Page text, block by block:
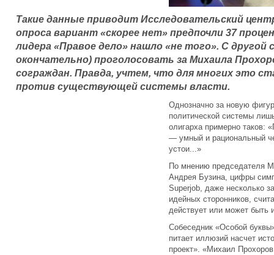
Такие данные приводит Исследовательский
опроса вариант «скорее нет» предпочли 37
лидера «Правое дело» нашло «не того». С
окончательно) проголосовать за Михаила
сограждан. Правда, учтем, что для многих это
против существующей системы власти.
Однозначно за новую
политической системы
олигарха примерно таков:
— умный и рациональный
устои...»
По мнению председателя
Андрея Бузина, цифры
Superjob, даже несколько
идейных сторонников,
действует или может быть
Собеседник «Особой
питает иллюзий насчет
проект». «Михаил